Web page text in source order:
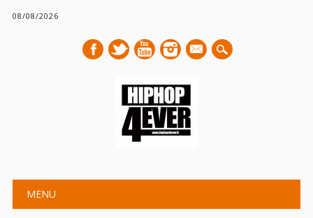
08/08/2026
mail
Main menu
MENU